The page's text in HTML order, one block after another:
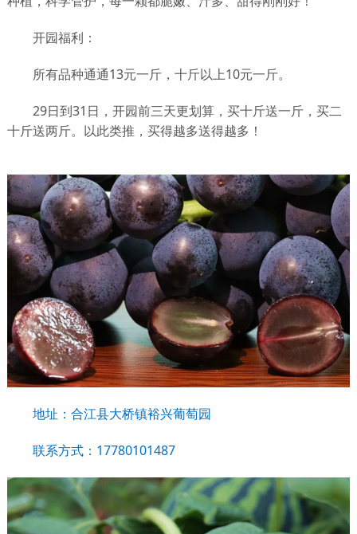
开园福利：
所有品种通通13元一斤，十斤以上10元一斤。
29日到31日，开园前三天更划算，买十斤送一斤，买二
十斤送两斤。以此类推，买得越多送得越多！
地址：合江县大桥镇裕兴葡萄园
联系方式：17780101487